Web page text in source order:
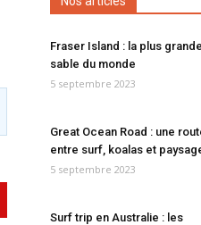
Fraser Island : la plus
sable du monde
5 septembre 2023
Great Ocean Road : une
entre surf, koalas et
5 septembre 2023
Surf trip en Australie : les